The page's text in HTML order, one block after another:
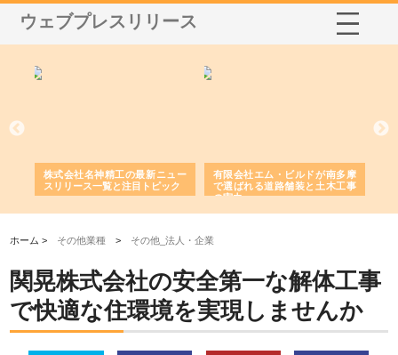
ウェブプレスリリース
株式会社名神精工の最新ニュー
スリリース一覧と注目トピック
有限会社エム・ビルドが南多摩
で選ばれる道路舗装と土木工事
の実力
ホーム > その他業種 > その他_法人・企業
関晃株式会社の安全第一な解体工事
で快適な住環境を実現しませんか